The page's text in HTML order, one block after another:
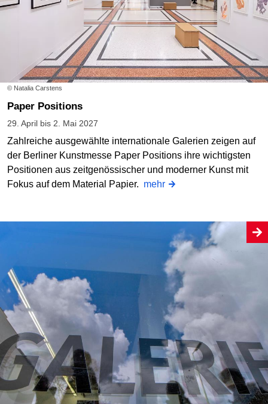
© Natalia Carstens
Paper Positions
29. April bis 2. Mai 2027
Zahlreiche ausgewählte internationale Galerien zeigen auf
der Berliner Kunstmesse Paper Positions ihre wichtigsten
Positionen aus zeitgenössischer und moderner Kunst mit
Fokus auf dem Material Papier. mehr